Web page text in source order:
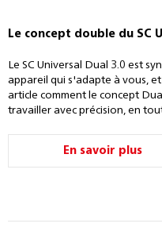
Le concept double du SC
Le SC Universal Dual 3.0 est
appareil qui s'adapte à vous,
article comment le concept
travailler avec précision, en
En savoir plus